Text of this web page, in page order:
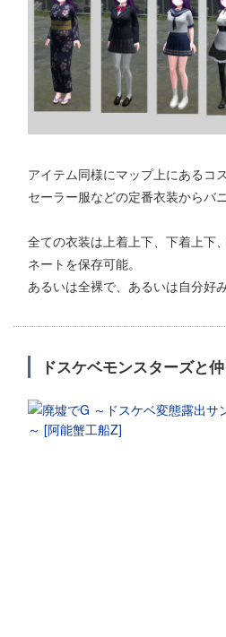
アイテム同様にマップ上にあるコ
セーラー服などの定番衣装からバ
全ての衣装は上着上下、下着上下
ネートを保存可能。
あるいは全裸で、あるいは自分好
ドスケベモンスターズと